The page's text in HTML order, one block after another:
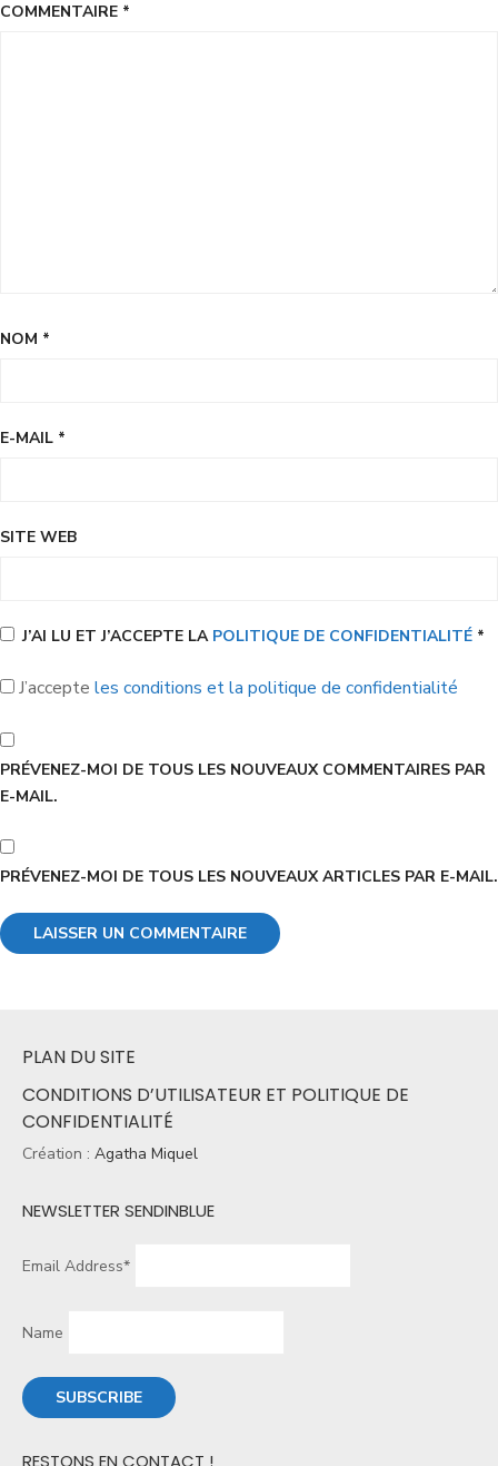
COMMENTAIRE *
NOM *
E-MAIL *
SITE WEB
J’AI LU ET J’ACCEPTE LA POLITIQUE DE CONFIDENTIALITÉ *
J’accepte les conditions et la politique de confidentialité
PRÉVENEZ-MOI DE TOUS LES NOUVEAUX COMMENTAIRES PAR
E-MAIL.
PRÉVENEZ-MOI DE TOUS LES NOUVEAUX ARTICLES PAR E-MAIL.
PLAN DU SITE
CONDITIONS D’UTILISATEUR ET POLITIQUE DE
CONFIDENTIALITÉ
Création : Agatha Miquel
NEWSLETTER SENDINBLUE
Email Address*
Name
RESTONS EN CONTACT !